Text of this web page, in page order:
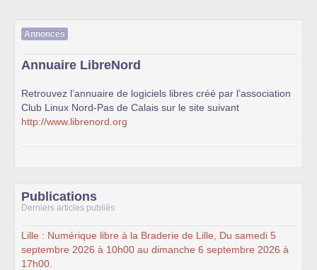
Annonces
Annuaire LibreNord
Retrouvez l’annuaire de logiciels libres créé par l’association
Club Linux Nord-Pas de Calais sur le site suivant
http://www.librenord.org
Publications
Derniers articles publiés
Lille : Numérique libre à la Braderie de Lille, Du samedi 5
septembre 2026 à 10h00 au dimanche 6 septembre 2026 à
17h00.